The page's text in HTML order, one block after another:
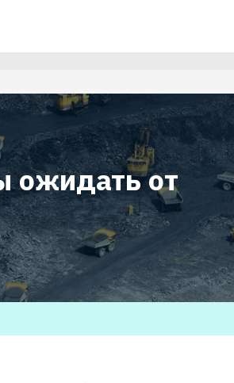
ожидать от